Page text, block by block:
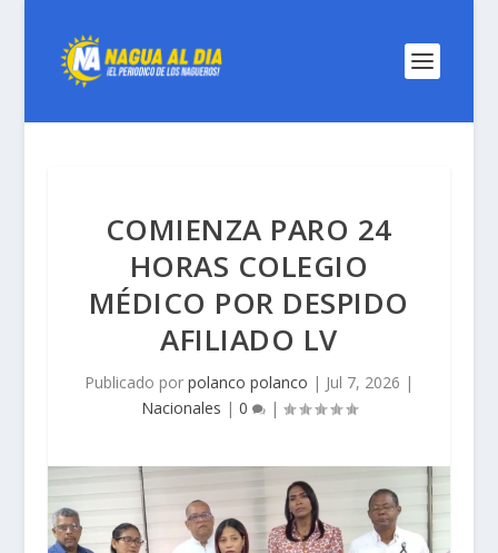
COMIENZA PARO 24
HORAS COLEGIO
MÉDICO POR DESPIDO
AFILIADO LV
Publicado por polanco polanco | Jul 7, 2026 |
Nacionales | 0 |